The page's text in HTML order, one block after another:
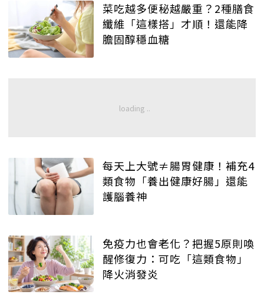
菜吃越多便秘越嚴重？2種膳食
纖維「這樣搭」才順！還能降
膽固醇穩血糖
每天上大號≠腸胃健康！補充4
類食物「養出健康好腸」還能
護腦養神
免疫力也會老化？把握5原則喚
醒修復力：可吃「這類食物」
降火消發炎